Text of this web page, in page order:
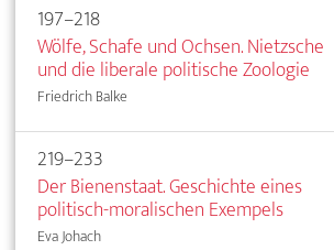
197–218
Wölfe, Schafe und Ochsen. Nietzsche
und die liberale politische Zoologie
Friedrich Balke
219–233
Der Bienenstaat. Geschichte eines
politisch-moralischen Exempels
Eva Johach